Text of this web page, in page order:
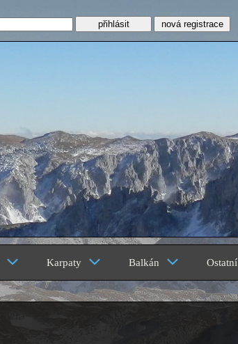
nová registrace
Karpaty Balkán Ostatní